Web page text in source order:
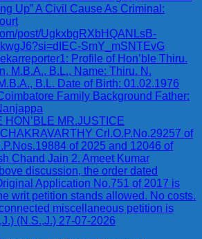
Up” A Civil Cause As Criminal:
post/UgkxbgRXbHQANLsB-
SmY_mSNTEvG
Profile of Hon’ble Thiru.
M.B.A., B.L., Name: Thiru. N.
B.L. Date of Birth: 01.02.1976
Family Background Father:
HON’BLE MR.JUSTICE
Crl.O.P.No.29257 of
of 2025 and 12046 of
Chand Jain 2. Ameet Kumar
discussion, the order dated
Application No.751 of 2017 is
writ petition stands allowed. No costs.
miscellaneous petition is
(N.S.,J.) 27-07-2026